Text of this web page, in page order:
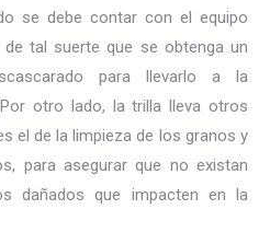
se debe contar con el equipo
tal suerte que se obtenga un
para llevarlo a la
otro lado, la trilla lleva otros
el de la limpieza de los granos y
para asegurar que no existan
dañados que impacten en la